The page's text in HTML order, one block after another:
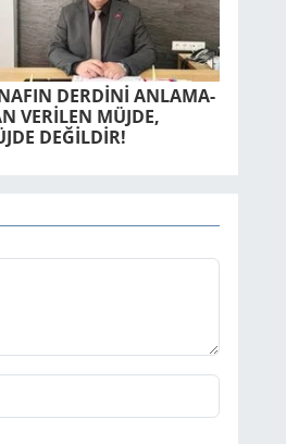
DERDİNİ AN­LA­MA­
VERİLEN MÜJDE,
DEĞİLDİR!